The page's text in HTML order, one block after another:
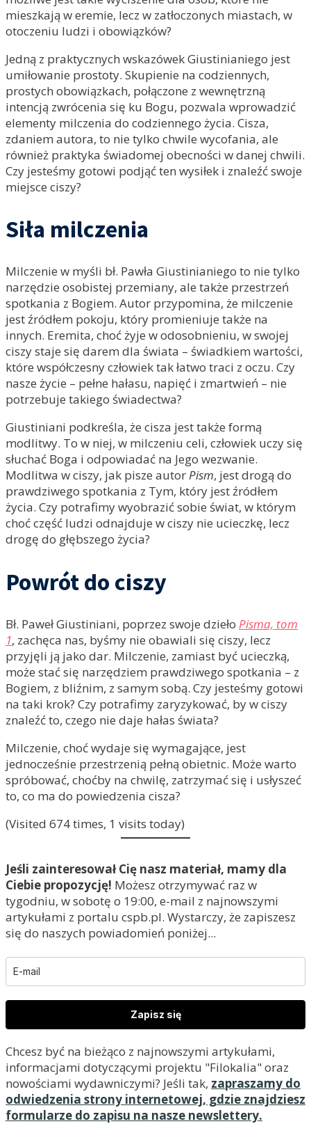
mieszkają w eremie, lecz w zatłoczonych miastach, w
otoczeniu ludzi i obowiązków?
Jedną z praktycznych wskazówek Giustinianiego jest
umiłowanie prostoty. Skupienie na codziennych,
prostych obowiązkach, połączone z wewnętrzną
intencją zwrócenia się ku Bogu, pozwala wprowadzić
elementy milczenia do codziennego życia. Cisza,
zdaniem autora, to nie tylko chwile wycofania, ale
również praktyka świadomej obecności w danej chwili.
Czy jesteśmy gotowi podjąć ten wysiłek i znaleźć swoje
miejsce ciszy?
Siła milczenia
Milczenie w myśli bł. Pawła Giustinianiego to nie tylko
narzędzie osobistej przemiany, ale także przestrzeń
spotkania z Bogiem. Autor przypomina, że milczenie
jest źródłem pokoju, który promieniuje także na
innych. Eremita, choć żyje w odosobnieniu, w swojej
ciszy staje się darem dla świata – świadkiem wartości,
które współczesny człowiek tak łatwo traci z oczu. Czy
nasze życie – pełne hałasu, napięć i zmartwień – nie
potrzebuje takiego świadectwa?
Giustiniani podkreśla, że cisza jest także formą
modlitwy. To w niej, w milczeniu celi, człowiek uczy się
słuchać Boga i odpowiadać na Jego wezwanie.
Modlitwa w ciszy, jak pisze autorPism, jest drogą do
prawdziwego spotkania z Tym, który jest źródłem
życia. Czy potrafimy wyobrazić sobie świat, w którym
choć część ludzi odnajduje w ciszy nie ucieczkę, lecz
drogę do głębszego życia?
Powrót do ciszy
Bł. Paweł Giustiniani, poprzez swoje dzieło Pisma, tom
1, zachęca nas, byśmy nie obawiali się ciszy, lecz
przyjęli ją jako dar. Milczenie, zamiast być ucieczką,
może stać się narzędziem prawdziwego spotkania – z
Bogiem, z bliźnim, z samym sobą. Czy jesteśmy gotowi
na taki krok? Czy potrafimy zaryzykować, by w ciszy
znaleźć to, czego nie daje hałas świata?
Milczenie, choć wydaje się wymagające, jest
jednocześnie przestrzenią pełną obietnic. Może warto
spróbować, choćby na chwilę, zatrzymać się i usłyszeć
to, co ma do powiedzenia cisza?
(Visited 674 times, 1 visits today)
Jeśli zainteresował Cię nasz materiał, mamy dla
Ciebie propozycję! Możesz otrzymywać raz w
tygodniu, w sobotę o 19:00, e-mail z najnowszymi
artykułami z portalu cspb.pl. Wystarczy, że zapiszesz
się do naszych powiadomień poniżej...
Zapisz się
Chcesz być na bieżąco z najnowszymi artykułami,
informacjami dotyczącymi projektu "Filokalia" oraz
nowościami wydawniczymi? Jeśli tak, zapraszamy do
odwiedzenia strony internetowej, gdzie znajdziesz
formularze do zapisu na nasze newslettery.